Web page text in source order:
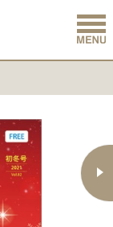
新百合ヶ